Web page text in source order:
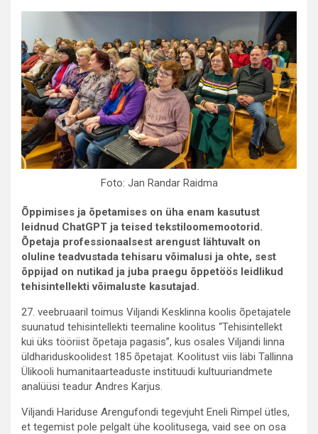
Foto: Jan Randar Raidma
Õppimises ja õpetamises on üha enam kasutust
leidnud ChatGPT ja teised tekstiloomemootorid.
Õpetaja professionaalsest arengust lähtuvalt on
oluline teadvustada tehisaru võimalusi ja ohte, sest
õppijad on nutikad ja juba praegu õppetöös leidlikud
tehisintellekti võimaluste kasutajad.
27. veebruaaril toimus Viljandi Kesklinna koolis õpetajatele
suunatud tehisintellekti teemaline koolitus “Tehisintellekt
kui üks tööriist õpetaja pagasis”, kus osales Viljandi linna
üldhariduskoolidest 185 õpetajat. Koolitust viis läbi Tallinna
Ülikooli humanitaarteaduste instituudi kultuuriandmete
analüüsi teadur Andres Karjus.
Viljandi Hariduse Arengufondi tegevjuht Eneli Rimpel ütles,
et tegemist pole pelgalt ühe koolitusega, vaid see on osa